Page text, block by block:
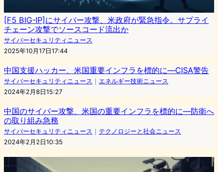
[F5 BIG-IP]にサイバー攻撃、米政府が緊急指令。サプライ
チェーン攻撃でソースコード流出か
サイバーセキュリティニュース
2025年10月17日17:44
中国支援ハッカー、米国重要インフラを標的に—CISA警告
サイバーセキュリティニュース ｜ エネルギー技術ニュース
2024年2月8日15:27
中国のサイバー攻撃、米国の重要インフラを標的に—防衛へ
の取り組み急務
サイバーセキュリティニュース ｜ テクノロジーと社会ニュース
2024年2月2日10:35